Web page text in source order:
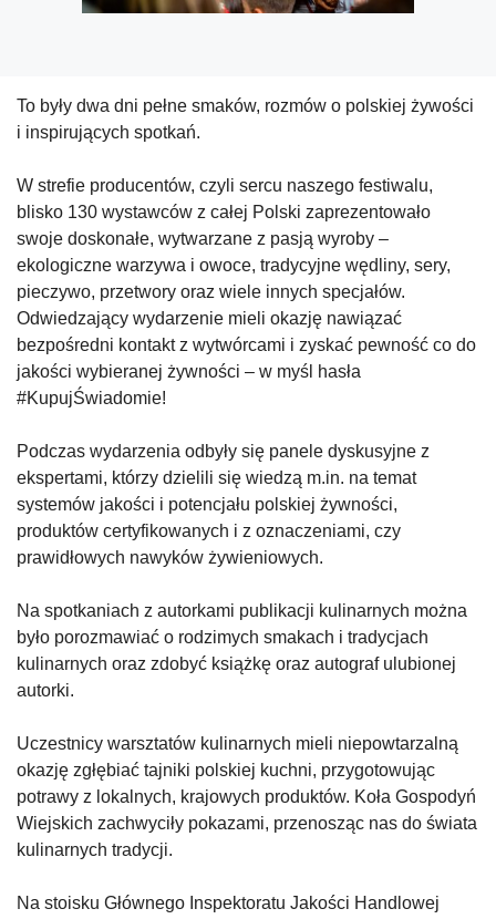
To były dwa dni pełne smaków, rozmów o polskiej żywości
i inspirujących spotkań.
W strefie producentów, czyli sercu naszego festiwalu,
blisko 130 wystawców z całej Polski zaprezentowało
swoje doskonałe, wytwarzane z pasją wyroby –
ekologiczne warzywa i owoce, tradycyjne wędliny, sery,
pieczywo, przetwory oraz wiele innych specjałów.
Odwiedzający wydarzenie mieli okazję nawiązać
bezpośredni kontakt z wytwórcami i zyskać pewność co do
jakości wybieranej żywności – w myśl hasła
#KupujŚwiadomie!
Podczas wydarzenia odbyły się panele dyskusyjne z
ekspertami, którzy dzielili się wiedzą m.in. na temat
systemów jakości i potencjału polskiej żywności,
produktów certyfikowanych i z oznaczeniami, czy
prawidłowych nawyków żywieniowych.
Na spotkaniach z autorkami publikacji kulinarnych można
było porozmawiać o rodzimych smakach i tradycjach
kulinarnych oraz zdobyć książkę oraz autograf ulubionej
autorki.
Uczestnicy warsztatów kulinarnych mieli niepowtarzalną
okazję zgłębiać tajniki polskiej kuchni, przygotowując
potrawy z lokalnych, krajowych produktów. Koła Gospodyń
Wiejskich zachwyciły pokazami, przenosząc nas do świata
kulinarnych tradycji.
Na stoisku Głównego Inspektoratu Jakości Handlowej